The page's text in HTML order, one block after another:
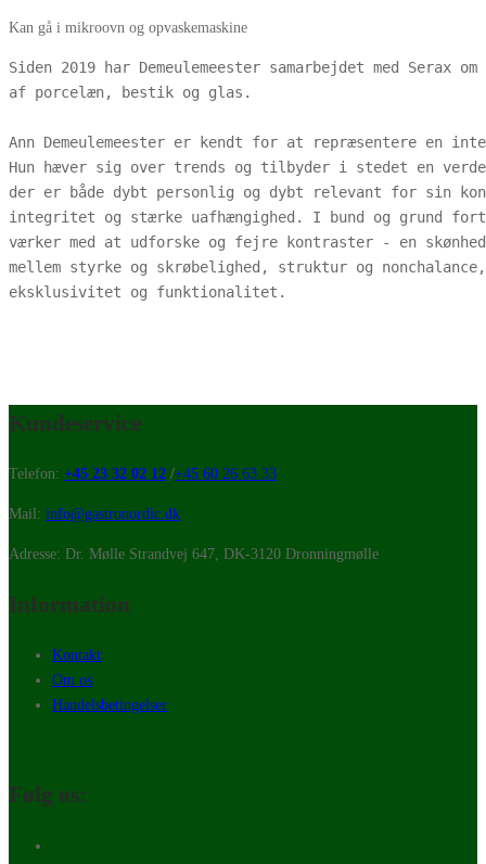
Kan gå i mikroovn og opvaskemaskine
Siden 2019 har Demeulemeester samarbejdet med Serax
af porcelæn, bestik og glas.
Ann Demeulemeester er kendt for at repræsentere en
Hun hæver sig over trends og tilbyder i stedet en
der er både dybt personlig og dybt relevant for sin
integritet og stærke uafhængighed. I bund og grund
værker med at udforske og fejre kontraster - en
mellem styrke og skrøbelighed, struktur og
eksklusivitet og funktionalitet.
Kundeservice
Telefon: +45 23 32 02 12 /+45 60 26 63 33
Mail: info@gastronordic.dk
Adresse: Dr. Mølle Strandvej 647, DK-3120 Dronningmølle
Information
Kontakt
Om os
Handelsbetingelser
Følg os: